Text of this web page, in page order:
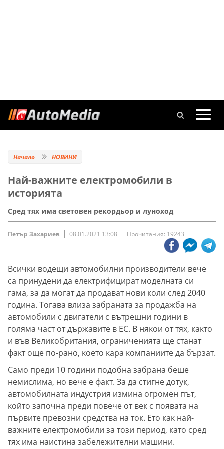
Начало НОВИНИ
Най-важните електромобили в
историята
Сред тях има световен рекордьор и луноход
Петър Захариев 08.01.2021 13:08 Прочитания: 19243
Всички водещи автомобилни производители вече
са принудени да електрифицират моделната си
гама, за да могат да продават нови коли след 2040
година. Тогава влиза забраната за продажба на
автомобили с двигатели с вътрешни години в
голяма част от държавите в ЕС. В някои от тях, както
и във Великобритания, ограниченията ще станат
факт още по-рано, което кара компаниите да бързат.
Само преди 10 години подобна забрана беше
немислима, но вече е факт. За да стигне дотук,
автомобилната индустрия измина огромен път,
който започна преди повече от век с появата на
първите превозни средства на ток. Ето как най-
важните електромобили за този период, като сред
тях има наистина забележителни машини.